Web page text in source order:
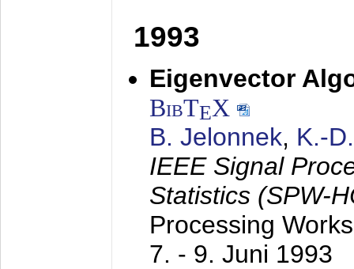
1993
Eigenvector
BibTEX
B. Jelonnek, K.-
IEEE Signal
Statistics (SPW-
Processing
7. - 9. Juni 1993